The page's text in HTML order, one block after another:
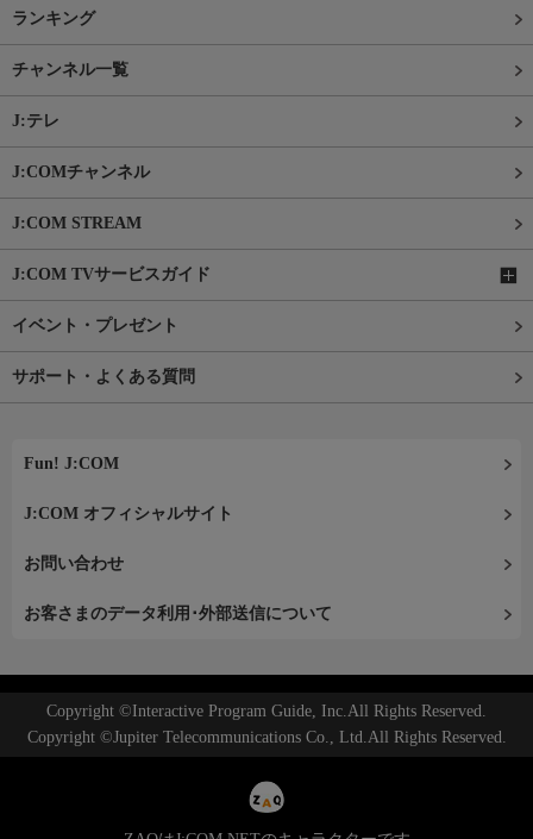
ランキング
チャンネル一覧
J:テレ
J:COMチャンネル
J:COM STREAM
J:COM TVサービスガイド
イベント・プレゼント
サポート・よくある質問
Fun! J:COM
J:COM オフィシャルサイト
お問い合わせ
お客さまのデータ利用･外部送信について
Copyright ©Interactive Program Guide, Inc.All Rights Reserved.
Copyright ©Jupiter Telecommunications Co., Ltd.All Rights Reserved.